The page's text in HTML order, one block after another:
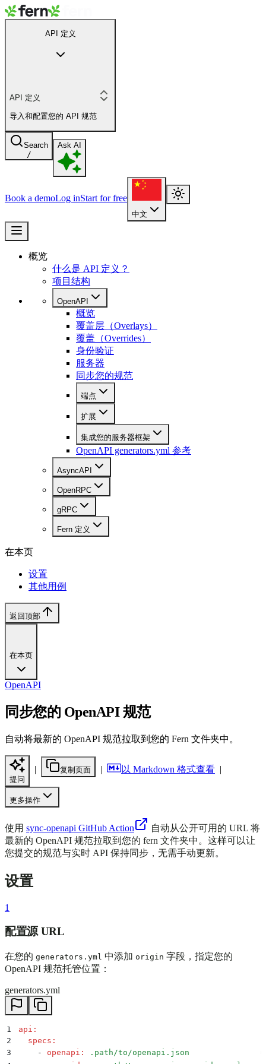
API 定义
API 定义
导入和配置您的 API 规范
Search
/
Ask AI
Book a demoLog inStart for free
中文
概览
什么是 API 定义？
项目结构
OpenAPI
概览
覆盖层（Overlays）
覆盖（Overrides）
身份验证
服务器
同步您的规范
端点
扩展
集成您的服务器框架
OpenAPI generators.yml 参考
AsyncAPI
OpenRPC
gRPC
Fern 定义
在本页
设置
其他用例
返回顶部
在本页
OpenAPI
同步您的 OpenAPI 规范
自动将最新的 OpenAPI 规范拉取到您的 Fern 文件夹中。
提问
| 复制页面 | 以 Markdown 格式查看 |
更多操作
使用 sync-openapi GitHub Action
自动从公开可用的 URL 将
最新的 OpenAPI 规范拉取到您的 fern 文件夹中。这样可以让
您提交的规范与实时 API 保持同步，无需手动更新。
设置
1
配置源 URL
在您的 generators.yml 中添加 origin 字段，指定您的
OpenAPI 规范托管位置：
generators.yml
1 api :
2
   specs
:
3
     -
openapi : .path/to/openapi.json
#